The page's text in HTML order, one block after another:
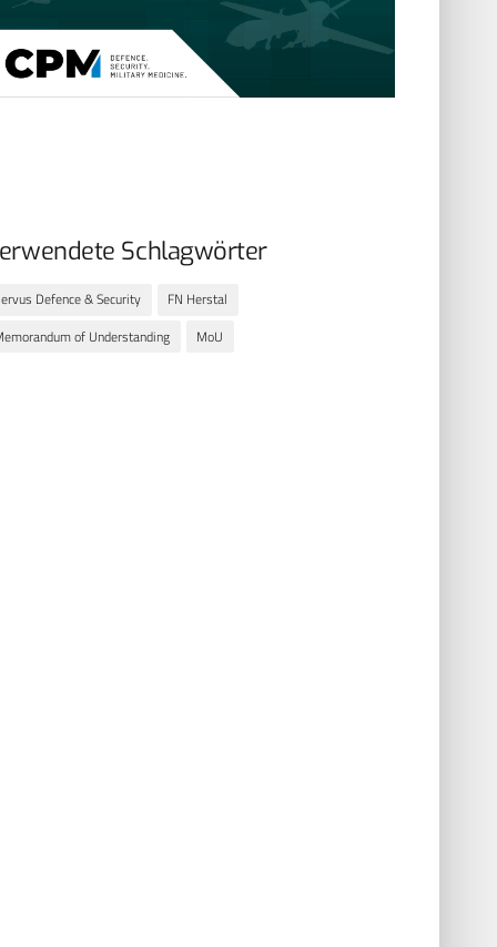
Schlagwörter
Defence & Security
FN Herstal
of Understanding
MoU